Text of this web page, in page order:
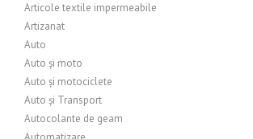
Articole textile impermeabile
Artizanat
Auto
Auto și moto
Auto și motociclete
Auto și Transport
Autocolante de geam